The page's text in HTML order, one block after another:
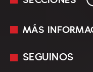
En Vivo
MÁS
Mediakit
SEGUINOS